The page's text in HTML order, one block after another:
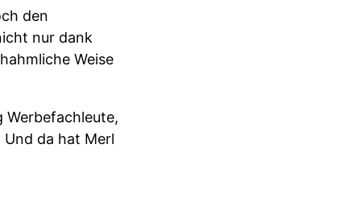
den
nur dank
Weise
Werbefachleute,
Und da hat Merl